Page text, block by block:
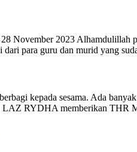
November 2023 Alhamdulillah
para guru dan murid yang
kepada sesama. Ada
LAZ RYDHA memberikan THR